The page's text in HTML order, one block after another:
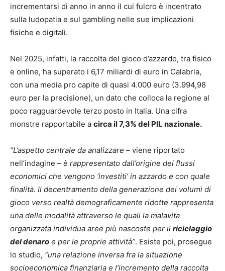
incrementarsi di anno in anno il cui fulcro è incentrato
sulla ludopatia e sul gambling nelle sue implicazioni
fisiche e digitali.
Nel 2025, infatti, la raccolta del gioco d’azzardo, tra fisico
e online, ha superato i 6,17 miliardi di euro in Calabria,
con una media pro capite di quasi 4.000 euro (3.994,98
euro per la precisione), un dato che colloca la regione al
poco ragguardevole terzo posto in Italia. Una cifra
monstre rapportabile a circa il 7,3% del PIL nazionale.
“L’aspetto centrale da analizzare – viene riportato
nell’indagine – è rappresentato dall’origine dei flussi
economici che vengono ‘investiti’ in azzardo e con quale
finalità. Il decentramento della generazione dei volumi di
gioco verso realtà demograficamente ridotte rappresenta
una delle modalità attraverso le quali la malavita
organizzata individua aree più nascoste per il riciclaggio
del denaro e per le proprie attività”. Esiste poi, prosegue
lo studio, “una relazione inversa fra la situazione
socioeconomica finanziaria e l’incremento della raccolta